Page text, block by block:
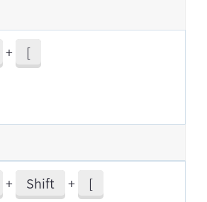
+ [
+ Shift + [